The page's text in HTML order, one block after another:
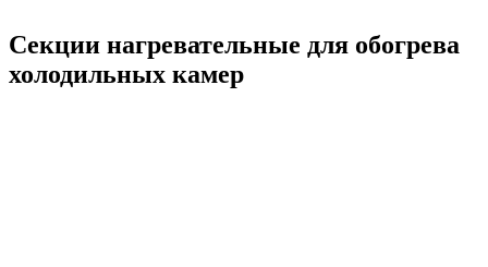
Секции нагревательные для обогрева
холодильных камер